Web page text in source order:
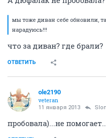
11 января 2013
о, кровать!! круто!!
мы тоже диван себе
ну для сна
Slony
veteran
Всем доброго дня!